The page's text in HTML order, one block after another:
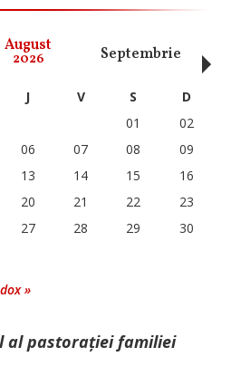
August
2026 Septembrie
J V S
D
01
02
06 07 08
09
13 14 15
16
20 21 22
23
27 28 29
30
»
al pastorației familiei